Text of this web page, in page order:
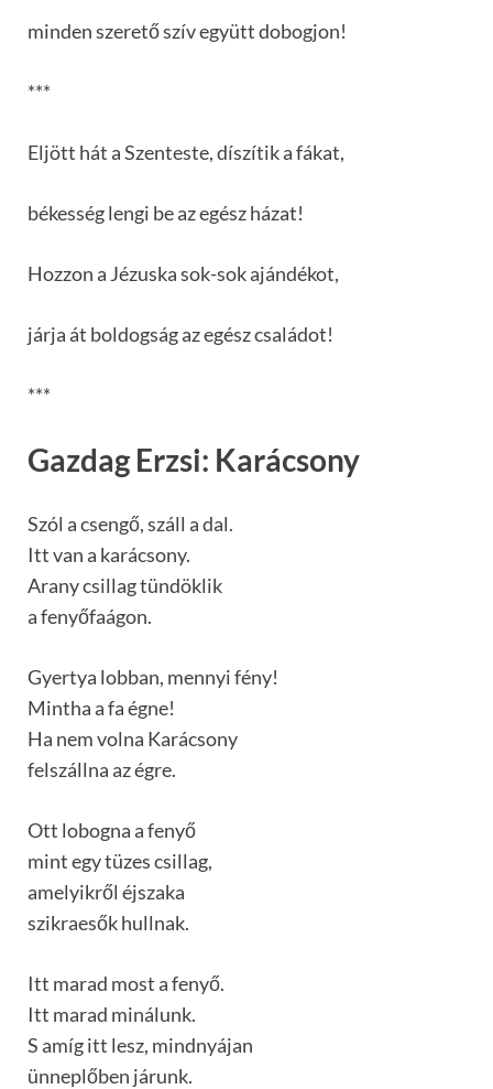
minden szerető szív együtt dobogjon!
***
Eljött hát a Szenteste, díszítik a fákat,
békesség lengi be az egész házat!
Hozzon a Jézuska sok-sok ajándékot,
járja át boldogság az egész családot!
***
Gazdag Erzsi: Karácsony
Szól a csengő, száll a dal.
Itt van a karácsony.
Arany csillag tündöklik
a fenyőfaágon.
Gyertya lobban, mennyi fény!
Mintha a fa égne!
Ha nem volna Karácsony
felszállna az égre.
Ott lobogna a fenyő
mint egy tüzes csillag,
amelyikről éjszaka
szikraesők hullnak.
Itt marad most a fenyő.
Itt marad minálunk.
S amíg itt lesz, mindnyájan
ünneplőben járunk.